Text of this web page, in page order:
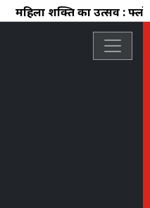
महिला शक्ति का उत्सव :